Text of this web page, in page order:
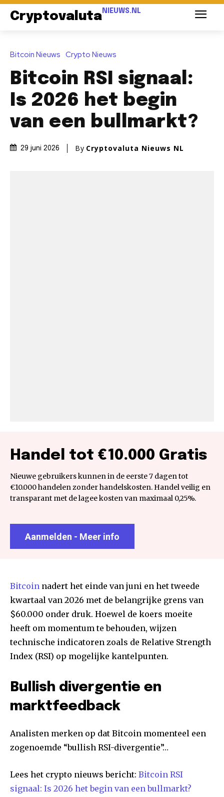
Cryptovaluta NIEUWS.NL
Bitcoin Nieuws Crypto Nieuws
Bitcoin RSI signaal:
Is 2026 het begin
van een bullmarkt?
29 juni 2026 By Cryptovaluta Nieuws NL
Handel tot €10.000 Gratis
Nieuwe gebruikers kunnen in de eerste 7 dagen tot
€10.000 handelen zonder handelskosten. Handel veilig en
transparant met de lagee kosten van maximaal 0,25%.
Aanmelden - Meer info
Bitcoin nadert het einde van juni en het tweede
kwartaal van 2026 met de belangrijke grens van
$60.000 onder druk. Hoewel de koers moeite
heeft om momentum te behouden, wijzen
technische indicatoren zoals de Relative Strength
Index (RSI) op mogelijke kantelpunten.
Bullish divergentie en
marktfeedback
Analisten merken op dat Bitcoin momenteel een
zogenoemde “bullish RSI-divergentie”…
Lees het crypto nieuws bericht: Bitcoin RSI
signaal: Is 2026 het begin van een bullmarkt?